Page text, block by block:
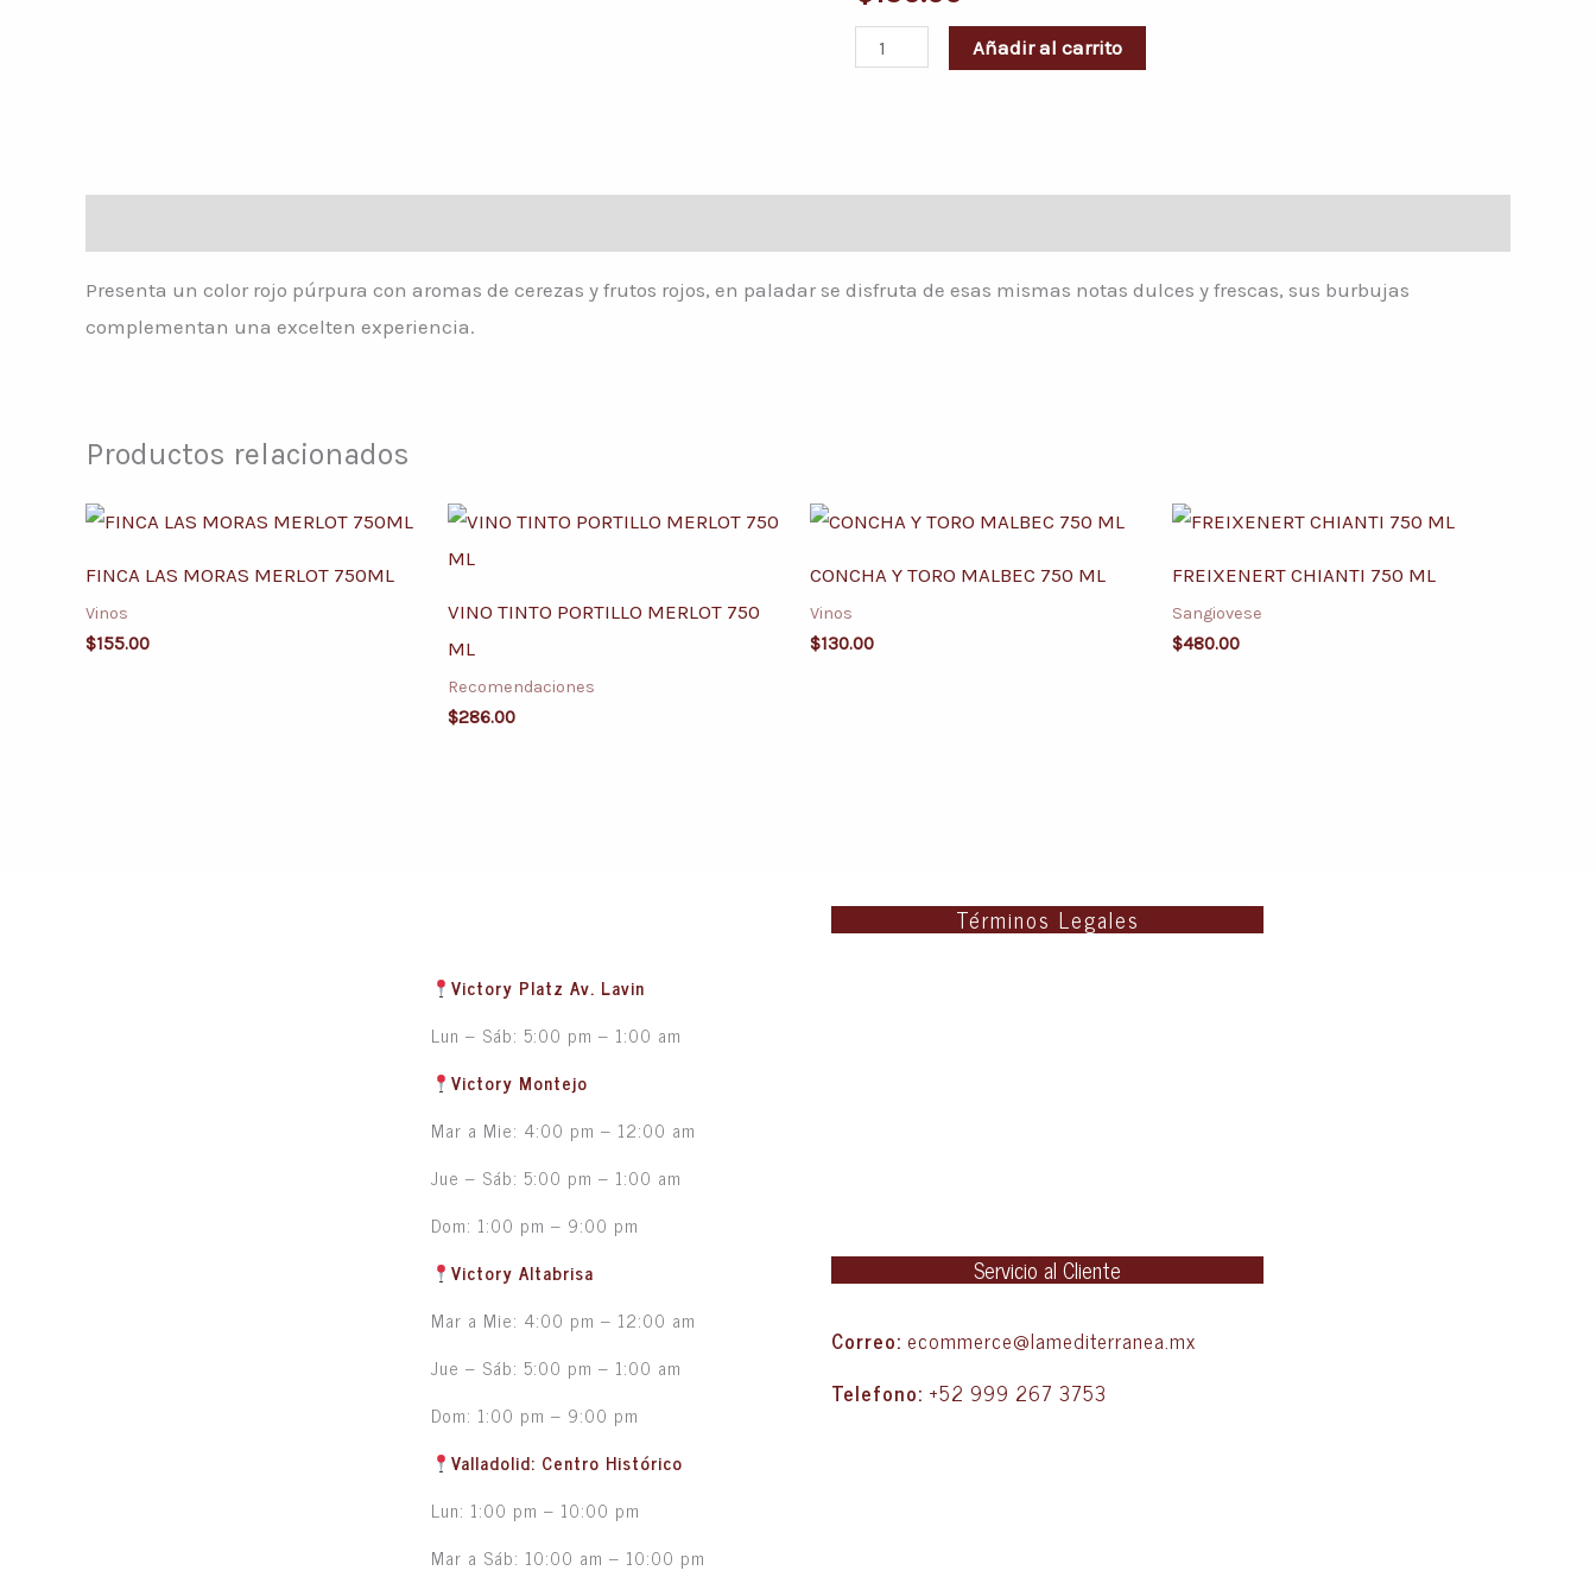
750
ML
Añadir al carrito
Presenta un color rojo púrpura con aromas de cerezas y frutos rojos, en paladar se disfruta de esas mismas notas dulces y frescas, sus burbujas
complementan una excelten experiencia.
Productos relacionados
FINCA LAS MORAS MERLOT 750ML
Vinos
$155.00
VINO TINTO PORTILLO MERLOT 750
ML
Recomendaciones
$286.00
CONCHA Y TORO MALBEC 750 ML
Vinos
$130.00
FREIXENERT CHIANTI 750 ML
Sangiovese
$480.00
Victory Platz Av. Lavin
Lun – Sáb: 5:00 pm – 1:00 am
Victory Montejo
Mar a Mie: 4:00 pm – 12:00 am
Jue – Sáb: 5:00 pm – 1:00 am
Dom: 1:00 pm – 9:00 pm
Victory Altabrisa
Mar a Mie: 4:00 pm – 12:00 am
Jue – Sáb: 5:00 pm – 1:00 am
Dom: 1:00 pm – 9:00 pm
Valladolid: Centro Histórico
Lun: 1:00 pm – 10:00 pm
Mar a Sáb: 10:00 am – 10:00 pm
Términos Legales
Servicio al Cliente
Correo: ecommerce@lamediterranea.mx
Telefono: +52 999 267 3753